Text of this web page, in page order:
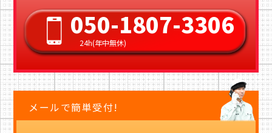
050-1807-3306
24h(年中無休)
メールで簡単受付!